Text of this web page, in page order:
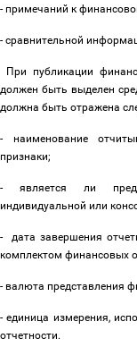
- примечаний к
- сравнительной
При публикации
должен быть выделен
должна быть отражена
- наименование
признаки;
- является ли
индивидуальной или
- дата завершения
комплектом финансовых
- валюта представления
- единица измерения,
отчетности.